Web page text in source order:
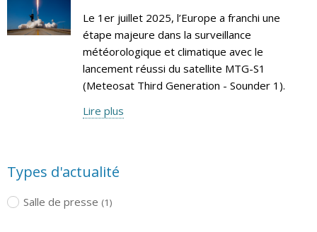
Le 1er juillet 2025, l’Europe a franchi une
étape majeure dans la surveillance
météorologique et climatique avec le
lancement réussi du satellite MTG-S1
(Meteosat Third Generation - Sounder 1).
Lire plus
Types d'actualité
Salle de presse (1)